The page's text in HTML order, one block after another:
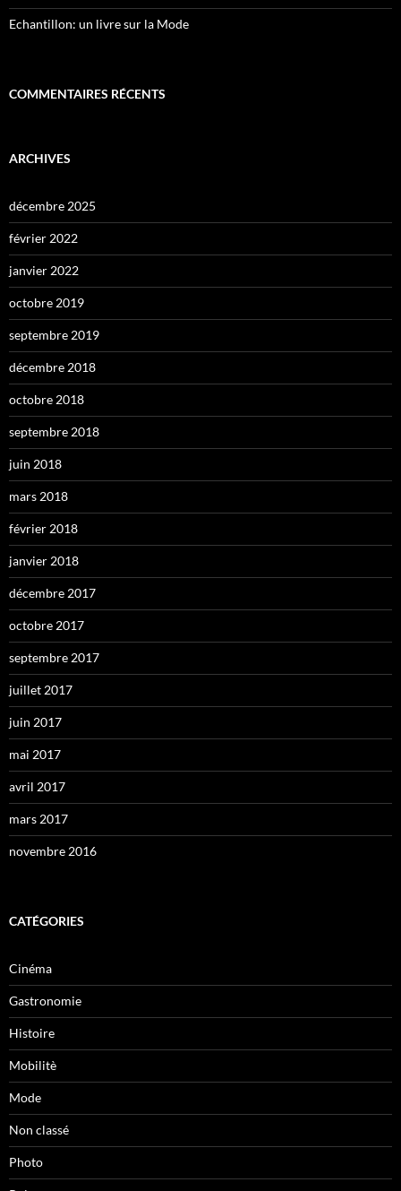
Echantillon: un livre sur la Mode
COMMENTAIRES RÉCENTS
ARCHIVES
décembre 2025
février 2022
janvier 2022
octobre 2019
septembre 2019
décembre 2018
octobre 2018
septembre 2018
juin 2018
mars 2018
février 2018
janvier 2018
décembre 2017
octobre 2017
septembre 2017
juillet 2017
juin 2017
mai 2017
avril 2017
mars 2017
novembre 2016
CATÉGORIES
Cinéma
Gastronomie
Histoire
Mobilitè
Mode
Non classé
Photo